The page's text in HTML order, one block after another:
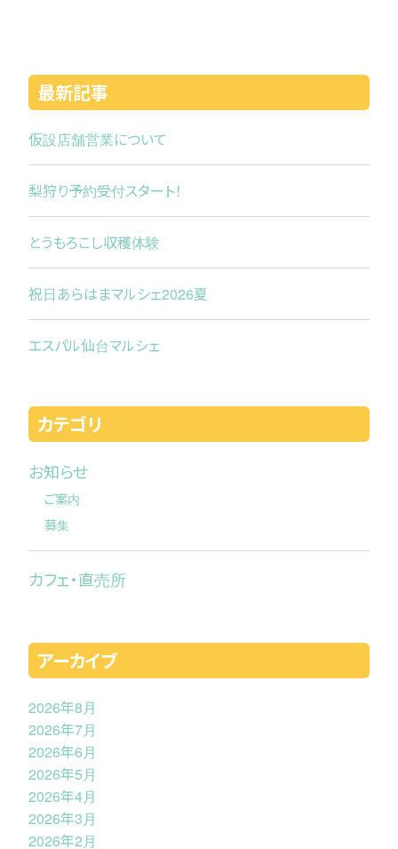
最新記事
仮設店舗営業について
梨狩り予約受付スタート！
とうもろこし収穫体験
祝日あらはまマルシェ2026夏
エスパル仙台マルシェ
カテゴリ
お知らせ
ご案内
募集
カフェ・直売所
アーカイブ
2026年8月
2026年7月
2026年6月
2026年5月
2026年4月
2026年3月
2026年2月